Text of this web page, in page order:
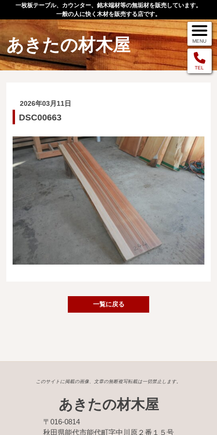
一枚板テーブル、カウンター、銘木端材等の無垢材を販売しています。
一般の人に快く木材を販売する店です。
あきたの材木屋
TEL
MENU
メニュー
作品例
店舗案内
お問い合わせ
お客様の声
お買い物の流れ
送料・お支払い方法について
ご注文前の注意点
一枚板を直販できる店
当店の考え方
2026年03月11日
DSC00663
一覧に戻る
このサイトに掲載の画像、文章の無断複写転載は一切禁止します。
あきたの材木屋
〒016-0814
秋田県能代市能代町字中川原２番１５号